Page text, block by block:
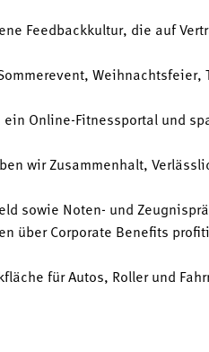
Feedbackkultur, die auf
Online-Fitnessportal und
wir Zusammenhalt,
sowie Noten- und
über Corporate Benefits
für Autos, Roller und